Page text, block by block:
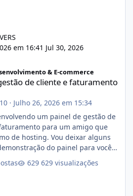
em 16:41 Jul 30, 2026
& E-commerce
de cliente e faturamento
· Julho 26, 2026 em 15:34
um painel de gestão de
para um amigo que
de hosting. Vou deixar alguns
do painel para vocês
80% concluído e conta com
629 visualizações